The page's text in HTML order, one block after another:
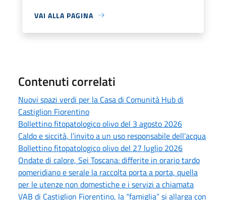
VAI ALLA PAGINA
Contenuti correlati
Nuovi spazi verdi per la Casa di Comunità Hub di
Castiglion Fiorentino
Bollettino fitopatologico olivo del 3 agosto 2026
Caldo e siccità, l’invito a un uso responsabile dell’acqua
Bollettino fitopatologico olivo del 27 luglio 2026
Ondate di calore, Sei Toscana: differite in orario tardo
pomeridiano e serale la raccolta porta a porta, quella
per le utenze non domestiche e i servizi a chiamata
VAB di Castiglion Fiorentino, la “famiglia” si allarga con